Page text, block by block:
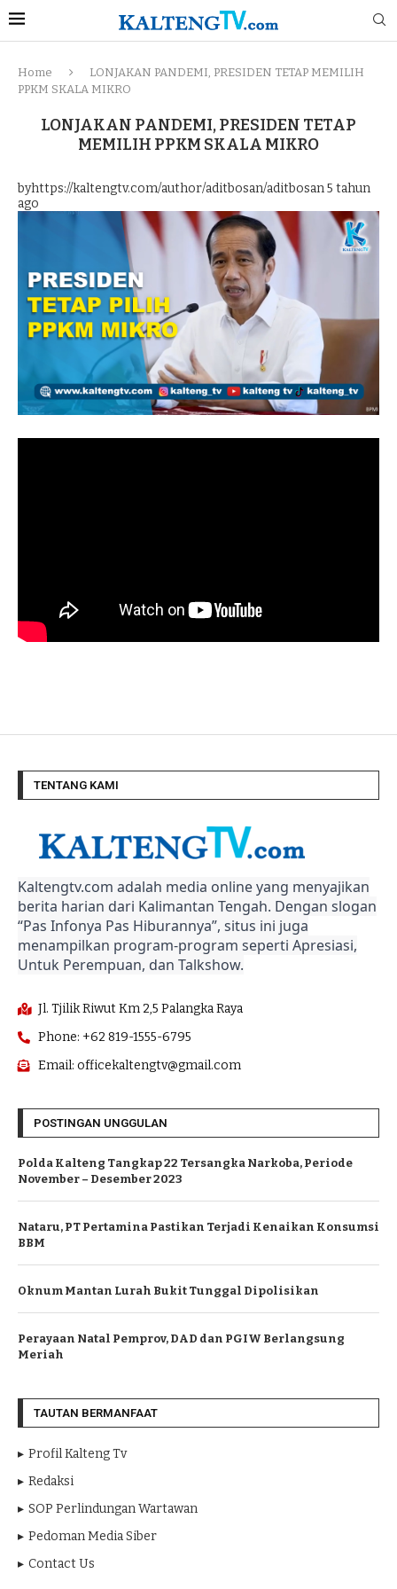
Home
LONJAKAN PANDEMI, PRESIDEN TETAP MEMILIH
PPKM SKALA MIKRO
LONJAKAN PANDEMI, PRESIDEN TETAP
MEMILIH PPKM SKALA MIKRO
byhttps://kaltengtv.com/author/aditbosan/aditbosan5 tahun
ago
TENTANG KAMI
Kaltengtv.com adalah media online yang menyajikan
berita harian dari Kalimantan Tengah. Dengan slogan
“Pas Infonya Pas Hiburannya”, situs ini juga
menampilkan program-program seperti Apresiasi,
Untuk Perempuan, dan Talkshow.
Jl. Tjilik Riwut Km 2,5 Palangka Raya
Phone: +62 819-1555-6795
Email: officekaltengtv@gmail.com
POSTINGAN UNGGULAN
Polda Kalteng Tangkap 22 Tersangka Narkoba, Periode
November – Desember 2023
Nataru, PT Pertamina Pastikan Terjadi Kenaikan Konsumsi
BBM
Oknum Mantan Lurah Bukit Tunggal Dipolisikan
Perayaan Natal Pemprov, DAD dan PGIW Berlangsung
Meriah
TAUTAN BERMANFAAT
Profil Kalteng Tv
Redaksi
SOP Perlindungan Wartawan
Pedoman Media Siber
Contact Us